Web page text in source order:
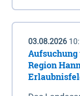
03.08.2026
Region